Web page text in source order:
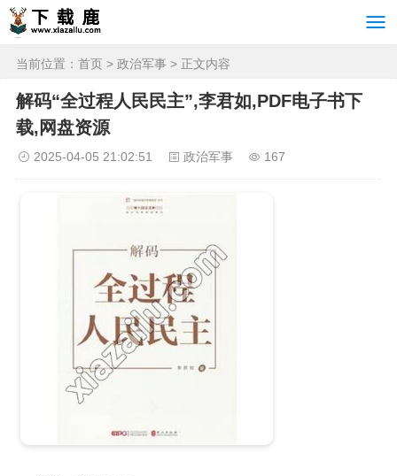
当前位置： 首页 > 政治军事 > 正文内容
解码“全过程人民民主”,李君如,PDF电子书下
载,网盘资源
2025-04-05 21:02:51 政治军事 167